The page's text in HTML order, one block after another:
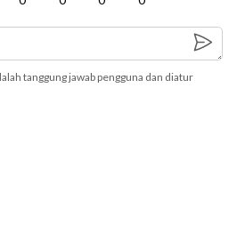
tanggung jawab pengguna dan diatur